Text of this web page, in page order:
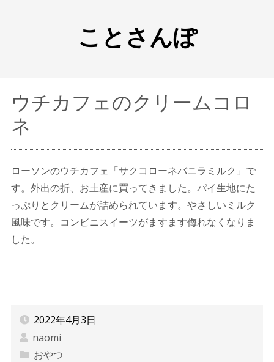
ことさんぽ
ウチカフェのクリームコロ
ネ
ローソンのウチカフェ「サクコローネバニラミルク」で
す。外出の折、お土産に買ってきました。パイ生地にた
っぷりとクリームが詰められています。やさしいミルク
風味です。コンビニスイーツがますます侮れなくなりま
した。
2022年4月3日
naomi
おやつ